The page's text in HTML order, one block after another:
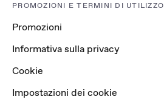
PROMOZIONI E TERMINI DI UTILIZZO
Promozioni
Informativa sulla privacy
Cookie
Impostazioni dei cookie